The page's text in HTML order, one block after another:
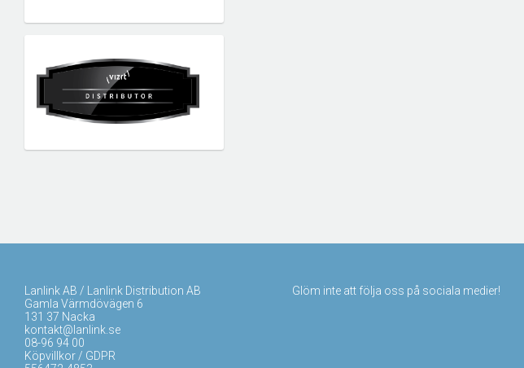
Lanlink AB / Lanlink Distribution AB
Gamla Värmdövägen 6
131 37 Nacka
kontakt@lanlink.se
08-96 94 00
Köpvillkor / GDPR
Glöm inte att följa oss på sociala medier!